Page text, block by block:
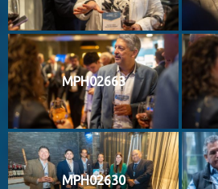
MPH02663
MPH02630